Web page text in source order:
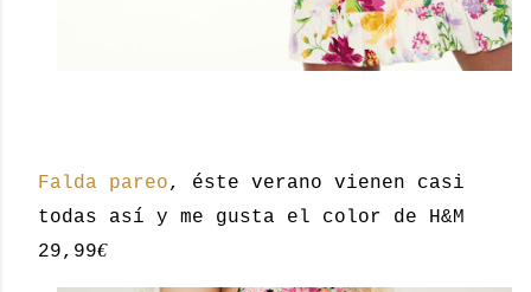
Falda pareo, éste verano vienen casi
todas así y me gusta el color de H&M
29,99€